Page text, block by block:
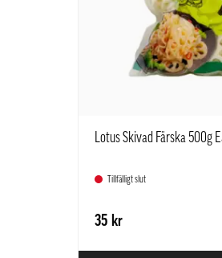
Lotus Skivad Färska 500g
Tillfälligt slut
35 kr